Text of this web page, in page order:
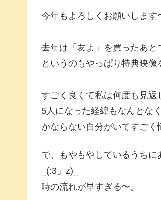
今年もよろしくお願いします
去年は「友よ」を買ったあ
というのもやっぱり特典映像
すごく良くて私は何度も見返
5人になった経緯もなんとな
かならない自分がいてすごく
で、もやもやしているうち
_(:3」z)_
時の流れが早すぎる〜。